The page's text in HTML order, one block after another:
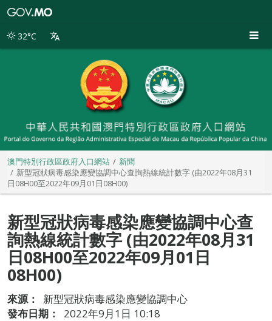
別
32°C
澳門特別行政區政府入口網站
新聞
新型冠狀病毒感染應變協調中心查詢熱線統計數字 (由2022年08月31
日08H00至2022年09月01日08H00)
新型冠狀病毒感染應變協調中心查
詢熱線統計數字 (由2022年08月31
日08H00至2022年09月01日
08H00)
來源：
新型冠狀病毒感染應變協調中心
發布日期：
2022年9月1日 10:18